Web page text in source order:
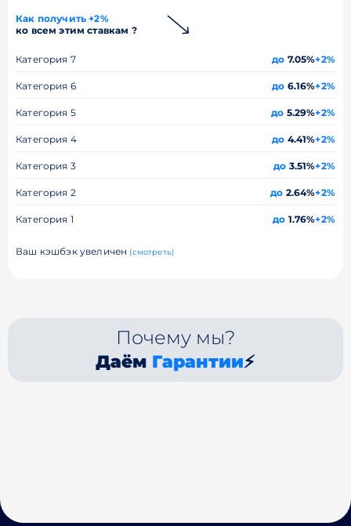
Как получить +2%
ко всем этим ставкам ?
Категория 7 до 7.05%+2%
Категория 6 до 6.16%+2%
Категория 5 до 5.29%+2%
Категория 4 до 4.41%+2%
Категория 3 до 3.51%+2%
Категория 2 до 2.64%+2%
Категория 1 до 1.76%+2%
Ваш кэшбэк увеличен (смотреть)
Почему мы?
Даём Гарантии⚡